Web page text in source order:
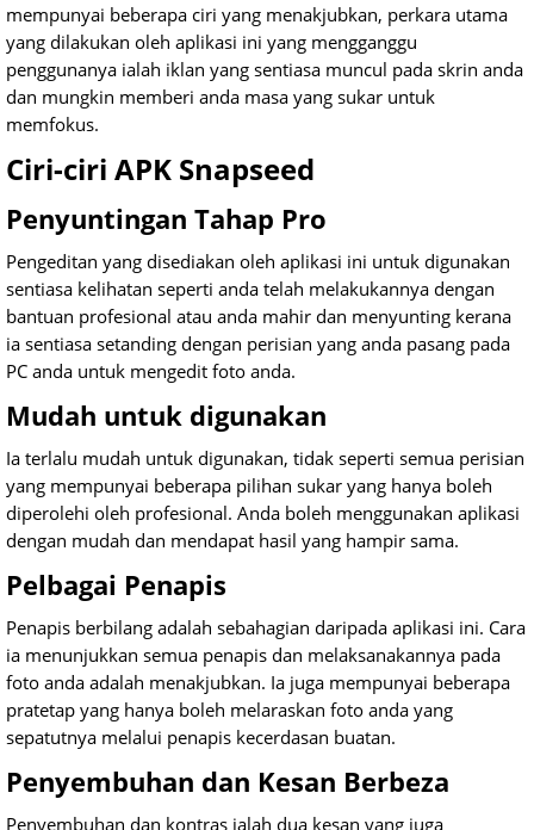
mempunyai beberapa ciri yang menakjubkan, perkara utama
yang dilakukan oleh aplikasi ini yang mengganggu
penggunanya ialah iklan yang sentiasa muncul pada skrin anda
dan mungkin memberi anda masa yang sukar untuk
memfokus.
Ciri-ciri APK Snapseed
Penyuntingan Tahap Pro
Pengeditan yang disediakan oleh aplikasi ini untuk digunakan
sentiasa kelihatan seperti anda telah melakukannya dengan
bantuan profesional atau anda mahir dan menyunting kerana
ia sentiasa setanding dengan perisian yang anda pasang pada
PC anda untuk mengedit foto anda.
Mudah untuk digunakan
Ia terlalu mudah untuk digunakan, tidak seperti semua perisian
yang mempunyai beberapa pilihan sukar yang hanya boleh
diperolehi oleh profesional. Anda boleh menggunakan aplikasi
dengan mudah dan mendapat hasil yang hampir sama.
Pelbagai Penapis
Penapis berbilang adalah sebahagian daripada aplikasi ini. Cara
ia menunjukkan semua penapis dan melaksanakannya pada
foto anda adalah menakjubkan. Ia juga mempunyai beberapa
pratetap yang hanya boleh melaraskan foto anda yang
sepatutnya melalui penapis kecerdasan buatan.
Penyembuhan dan Kesan Berbeza
Penyembuhan dan kontras ialah dua kesan yang juga